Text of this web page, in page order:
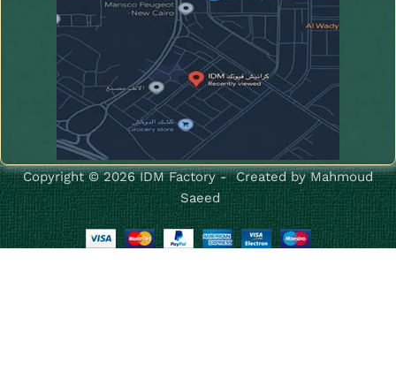
Copyright © 2026 IDM Factory - Created by Mahmoud
Saeed